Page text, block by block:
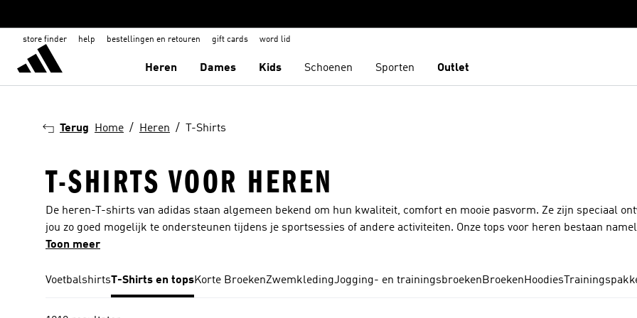
store finder help bestellingen en retouren gift cards word lid
Heren Dames Kids Schoenen Sporten Outlet
Terug Home Heren T-Shirts
T-SHIRTS VOOR HEREN
De heren-T-shirts van adidas staan algemeen bekend om hun kwaliteit, comfort en mooie pasvorm. Ze zijn speciaal
jou zo goed mogelijk te ondersteunen tijdens je sportsessies of andere activiteiten. Onze tops voor heren bestaan
hoogwaardige materialen die zweetafvoerend zijn en je droog houden tijdens warme dagen en intense trainingen. De
sportief, maar ook stijlvol en modieus. We evolueren steeds mee met de laatste trends en je kunt in onze collectie T-
heren altijd kiezen uit diverse stijlen die beschikbaar zijn in alle maten, kleuren en prints. Ideaal voor op het sportveld
Toon meer
VoetbalshirtsT-Shirts en topsKorte BroekenZwemkledingJogging- en trainingsbroekenBroekenHoodies